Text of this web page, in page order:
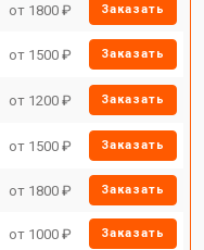
от 1800 ₽ Заказать
от 1500 ₽ Заказать
от 1200 ₽ Заказать
от 1500 ₽ Заказать
от 1800 ₽ Заказать
от 1000 ₽ Заказать